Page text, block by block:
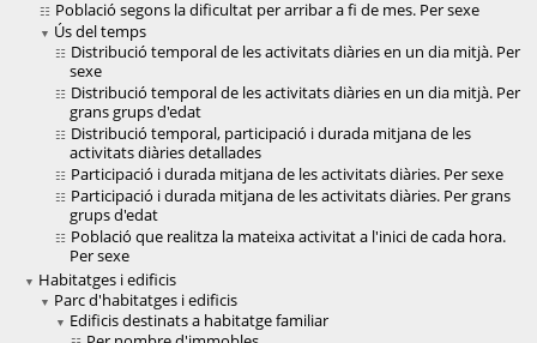
Població segons la dificultat per arribar a fi de mes. Per sexe
Ús del temps
Distribució temporal de les activitats diàries en un dia mitjà. Per
sexe
Distribució temporal de les activitats diàries en un dia mitjà. Per
grans grups d'edat
Distribució temporal, participació i durada mitjana de les
activitats diàries detallades
Participació i durada mitjana de les activitats diàries. Per sexe
Participació i durada mitjana de les activitats diàries. Per grans
grups d'edat
Població que realitza la mateixa activitat a l'inici de cada hora.
Per sexe
Habitatges i edificis
Parc d'habitatges i edificis
Edificis destinats a habitatge familiar